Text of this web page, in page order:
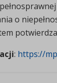
o
: https://